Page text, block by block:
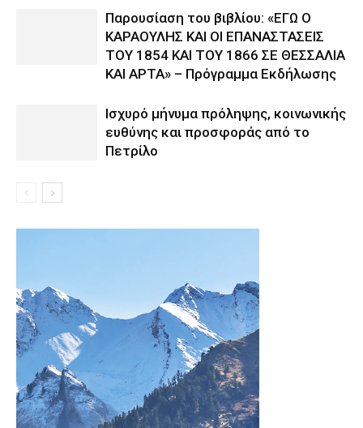
Παρουσίαση του βιβλίου: «ΕΓΩ Ο
ΚΑΡΑΟΥΛΗΣ ΚΑΙ ΟΙ ΕΠΑΝΑΣΤΑΣΕΙΣ
ΤΟΥ 1854 ΚΑΙ ΤΟΥ 1866 ΣΕ ΘΕΣΣΑΛΙΑ
ΚΑΙ ΑΡΤΑ» – Πρόγραμμα Εκδήλωσης
Ισχυρό μήνυμα πρόληψης, κοινωνικής
ευθύνης και προσφοράς από το
Πετρίλο